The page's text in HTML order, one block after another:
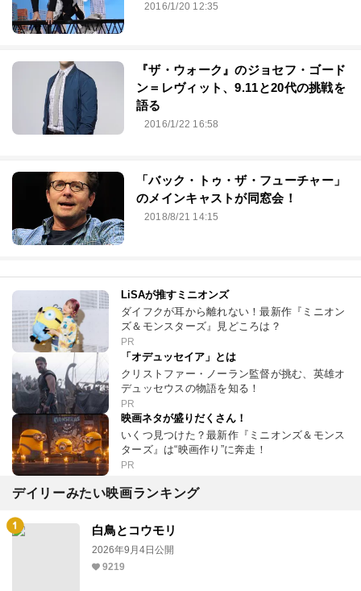
2016/1/20 12:35
『ザ・ウォーク』のジョセフ・ゴード
ン＝レヴィット、9.11と20代の挑戦を
語る
2016/1/22 16:58
「バック・トゥ・ザ・フューチャー」
のメインキャストが同窓会！
2018/8/21 14:15
LiSAが推すミニオンズ
ダイフクが耳から離れない！最新作『ミニオン
ズ＆モンスターズ』見どころは？
PR
「オデュッセイア」とは
クリストファー・ノーラン監督が挑む、英雄オ
デュッセウスの物語を知る！
PR
映画ネタが盛りだくさん！
いくつ見つけた？最新作『ミニオンズ＆モンス
ターズ』は“映画作り”に奔走！
PR
デイリーみたい映画ランキング
白鳥とコウモリ
2026年9月4日公開
9219